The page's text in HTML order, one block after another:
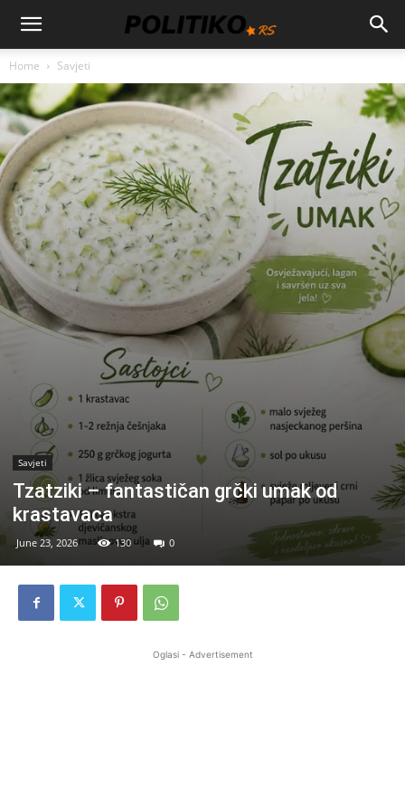
Home Savjeti
Savjeti
Tzatziki – fantastičan grčki umak od
krastavaca
June 23, 2026 130 0
Oglasi - Advertisement